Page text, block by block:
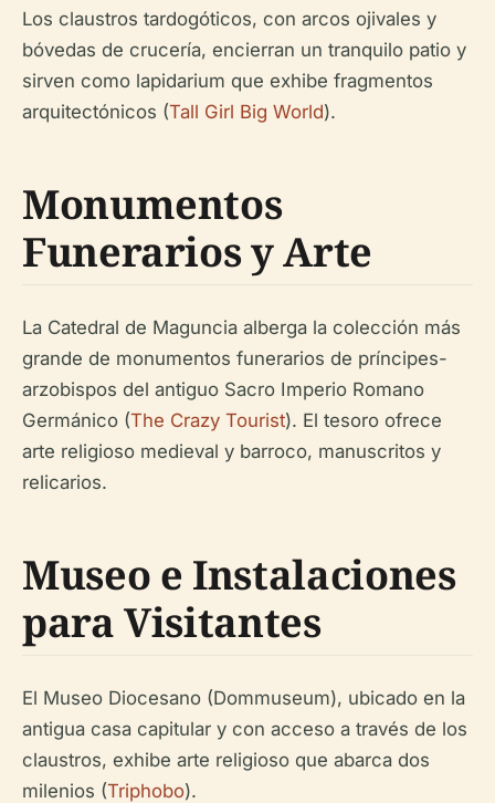
Los claustros tardogóticos, con arcos ojivales y
bóvedas de crucería, encierran un tranquilo patio y
sirven como lapidarium que exhibe fragmentos
arquitectónicos (Tall Girl Big World).
Monumentos
Funerarios y Arte
La Catedral de Maguncia alberga la colección más
grande de monumentos funerarios de príncipes-
arzobispos del antiguo Sacro Imperio Romano
Germánico (The Crazy Tourist). El tesoro ofrece
arte religioso medieval y barroco, manuscritos y
relicarios.
Museo e Instalaciones
para Visitantes
El Museo Diocesano (Dommuseum), ubicado en la
antigua casa capitular y con acceso a través de los
claustros, exhibe arte religioso que abarca dos
milenios (Triphobo).